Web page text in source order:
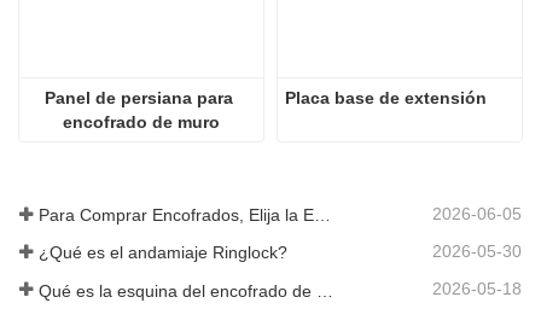
Panel de persiana para
encofrado de muro
Placa base de extensión
2026-06-05
¿Qué es el andamiaje Ringlock? 2026-05-30
2026-05-18